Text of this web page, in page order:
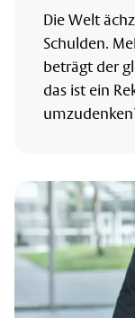
Die Welt
Schulden.
beträgt der
das ist ein